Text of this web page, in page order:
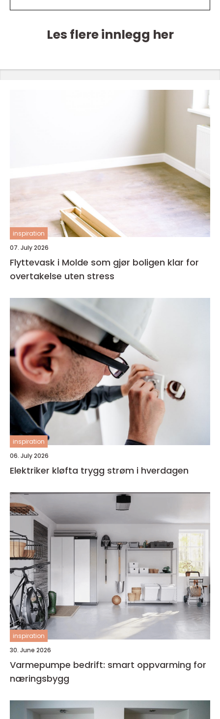
Les flere innlegg her
inspiration
07. July 2026
Flyttevask i Molde som gjør boligen klar for
overtakelse uten stress
inspiration
06. July 2026
Elektriker kløfta trygg strøm i hverdagen
inspiration
30. June 2026
Varmepumpe bedrift: smart oppvarming for
næringsbygg